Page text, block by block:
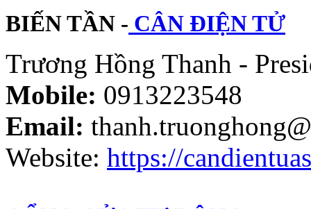
BIẾN TẦN - CÂN ĐIỆN TỬ
Trương Hồng Thanh -
Mobile: 0913223548
Email:
Website: https://